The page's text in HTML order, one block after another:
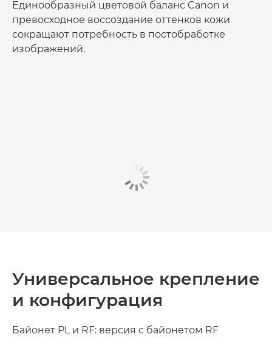
Единообразный цветовой баланс Canon и
превосходное воссоздание оттенков кожи
сокращают потребность в постобработке
изображений.
Универсальное крепление
и конфигурация
Байонет PL и RF: версия с байонетом RF